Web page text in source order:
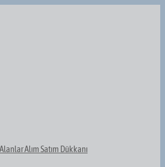
Alım Satım Dükkanı